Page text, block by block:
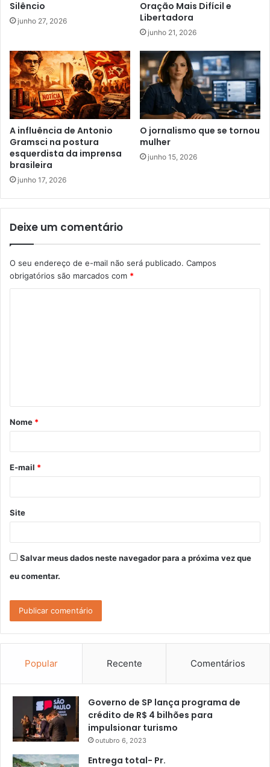
Silêncio
junho 27, 2026
Oração Mais Difícil e
Libertadora
junho 21, 2026
A influência de Antonio
Gramsci na postura
esquerdista da imprensa
brasileira
junho 17, 2026
O jornalismo que se tornou
mulher
junho 15, 2026
Deixe um comentário
O seu endereço de e-mail não será publicado. Campos
obrigatórios são marcados com *
á
r
*
Nome *
E-mail *
Site
Salvar meus dados neste navegador para a próxima vez que
eu comentar.
Popular Recente Comentários
Governo de SP lança programa de
crédito de R$ 4 bilhões para
impulsionar turismo
outubro 6, 2023
Entrega total- Pr.